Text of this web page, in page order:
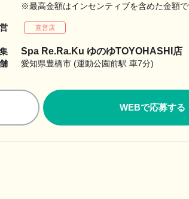
※最高金額はインセンティブを含めた金額
直営店
Spa Re.Ra.Ku ゆのゆTOYOHASHI店
愛知県豊橋市 (運動公園前駅 車7分)
WEBで応募する